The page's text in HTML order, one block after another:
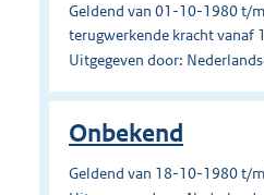
Geldend van 01-10-1980 t/
terugwerkende kracht vanaf
Uitgegeven door:
Onbekend
Geldend van 18-10-1980 t/